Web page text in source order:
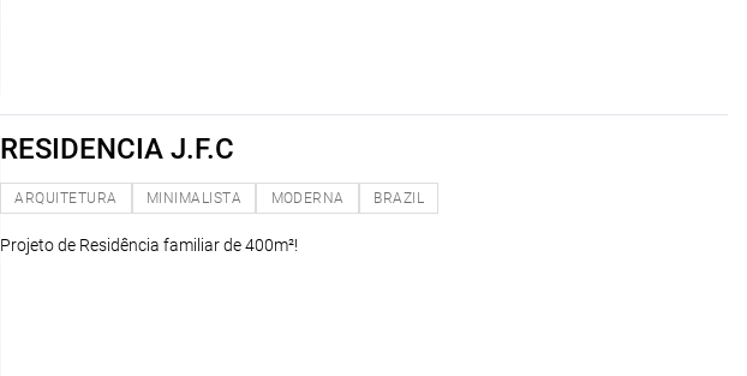
RESIDENCIA J.F.C
ARQUITETURA MINIMALISTA MODERNA BRAZIL
Projeto de Residência familiar de 400m²!